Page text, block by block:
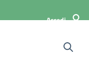
Accedi